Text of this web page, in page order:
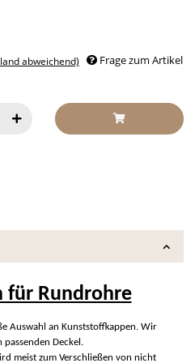
abweichend) Frage zum Artikel
für Rundrohre
Auswahl an Kunststoffkappen. Wir
Deckel.
meist zum Verschließen von nicht